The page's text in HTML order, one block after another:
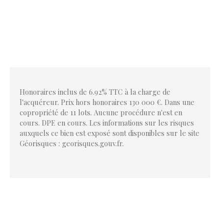
Honoraires inclus de 6.92% TTC à la charge de
l'acquéreur. Prix hors honoraires 130 000 €. Dans une
copropriété de 11 lots. Aucune procédure n'est en
cours. DPE en cours. Les informations sur les risques
auxquels ce bien est exposé sont disponibles sur le site
Géorisques : georisques.gouv.fr.